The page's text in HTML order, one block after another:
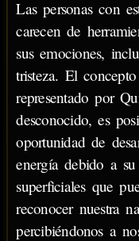
Las personas con
carecen de
sus emociones,
tristeza. El
representado por
desconocido, es
oportunidad de
energía debido a
superficiales que
reconocer nuestra
percibiéndonos a